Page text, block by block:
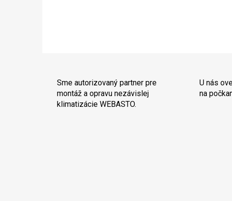
Sme autorizovaný partner pre
montáž a opravu nezávislej
klimatizácie WEBASTO.
U nás
na